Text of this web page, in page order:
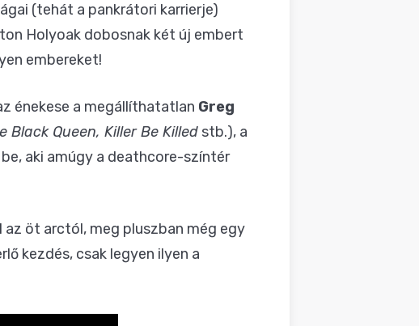
(tehát a pankrátori karrierje)
Holyoak dobosnak két új embert
embereket!
énekese a megállíthatatlan Greg
Black Queen, Killer Be Killed stb.), a
aki amúgy a deathcore-színtér
öt arctól, meg pluszban még egy
kezdés, csak legyen ilyen a